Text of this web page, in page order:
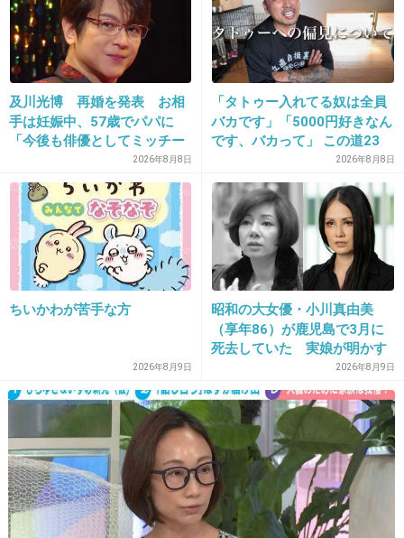
こちらが大丈夫ですと言ってるのに、またそれ
をとやかく言ってくる人たち
3件の返信
+15 -0
24. 匿名2026/07/08(水) 11:53:00
被害妄想強い人だと断られた＝自分を否定したって受け取
って被害者ぶるから大変だよね
+9
一度にやんわり断ってるならしつこくされたら、興味ない
からとか苦手なのでというネガティブな言葉も使う。
+5 -0
26. 匿名 2026/07/08(水) 11:56:46
及川光博 再婚を発表 お相
手は妊娠中、57歳でパパに
「今後も俳優としてミッチー
2026年8月8日
「タトゥー入れてる奴は全員
バカです」「5000円好きなん
です、バカって」 この道23
年の彫り師YouTuberの動画
が話題
2026年8月8日
ちいかわが苦手な方
2026年8月9日
昭和の大女優・小川真由美
（享年86）が鹿児島で3月に
死去していた 実娘が明かす
「毒母」の素顔と空白の晩年
2026年8月9日